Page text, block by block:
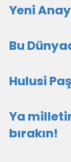
Yeni
Bu
Hulusi
Ya
bırakın!